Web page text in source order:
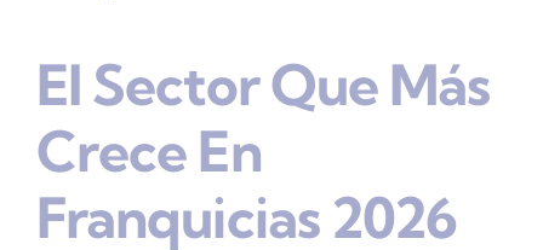
El Sector Que Más
Crece En
Franquicias 2026